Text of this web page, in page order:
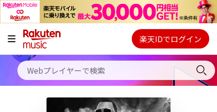
キャンペーン
料金プラン
使い方
Webプレイヤー
ご契約内容の確認・変更
楽天IDでログイン